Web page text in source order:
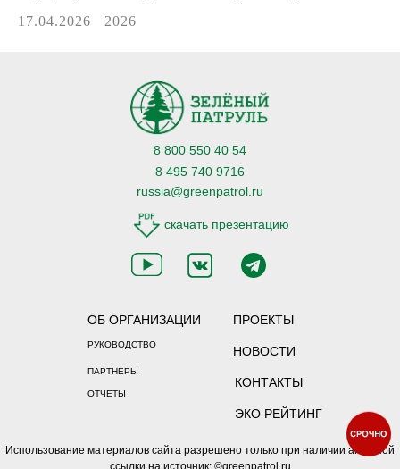
17.04.2026
2026
8 800 550 40 54
8 495 740 9716
russia@greenpatrol.ru
скачать презентацию
ОБ ОРГАНИЗАЦИИ ПРОЕКТЫ
НОВОСТИ
ЭКО РЕЙТИНГ
КОНТАКТЫ
РУКОВОДСТВО
ПАРТНЕРЫ
ОТЧЕТЫ
Использование материалов сайта разрешено только при наличии активной
ссылки на источник: ©greenpatrol.ru